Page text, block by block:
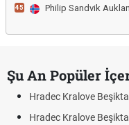
45 Philip Sandvik
Şu An Popüler
Hradec Kralove
Hradec Kralove